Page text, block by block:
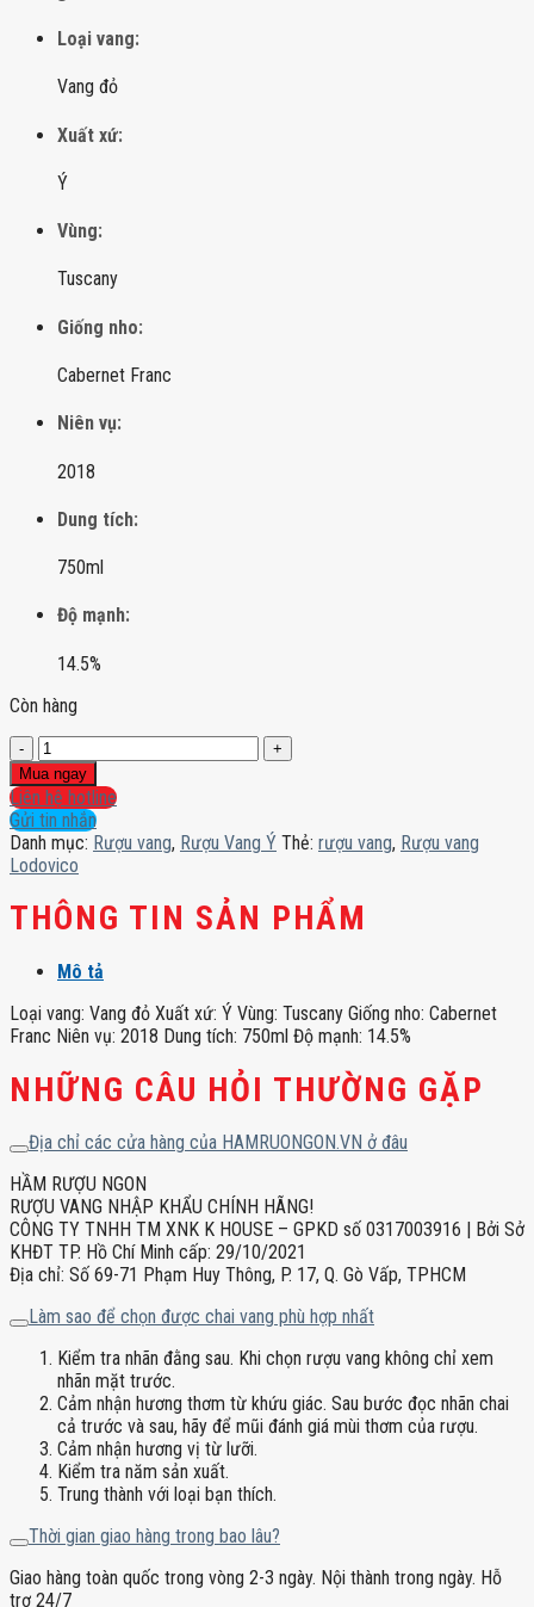
Loại vang:
Vang đỏ
Xuất xứ:
Ý
Vùng:
Tuscany
Giống nho:
Cabernet Franc
Niên vụ:
2018
Dung tích:
750ml
Độ mạnh:
14.5%
Còn hàng
Rượu
vang
Lodovico
số
lượng
Mua ngay
Liên hệ hotline
Gửi tin nhắn
Danh mục: Rượu vang, Rượu Vang Ý Thẻ: rượu vang, Rượu vang
Lodovico
THÔNG TIN SẢN PHẨM
Mô tả
Loại vang: Vang đỏ Xuất xứ: Ý Vùng: Tuscany Giống nho: Cabernet
Franc Niên vụ: 2018 Dung tích: 750ml Độ mạnh: 14.5%
NHỮNG CÂU HỎI THƯỜNG GẶP
Địa chỉ các cửa hàng của HAMRUONGON.VN ở đâu
HẦM RƯỢU NGON
RƯỢU VANG NHẬP KHẨU CHÍNH HÃNG!
CÔNG TY TNHH TM XNK K HOUSE – GPKD số 0317003916 | Bởi Sở
KHĐT TP. Hồ Chí Minh cấp: 29/10/2021
Địa chỉ: Số 69-71 Phạm Huy Thông, P. 17, Q. Gò Vấp, TPHCM
Làm sao để chọn được chai vang phù hợp nhất
Kiểm tra nhãn đằng sau. Khi chọn rượu vang không chỉ xem
nhãn mặt trước.
Cảm nhận hương thơm từ khứu giác. Sau bước đọc nhãn chai
cả trước và sau, hãy để mũi đánh giá mùi thơm của rượu.
Cảm nhận hương vị từ lưỡi.
Kiểm tra năm sản xuất.
Trung thành với loại bạn thích.
Thời gian giao hàng trong bao lâu?
Giao hàng toàn quốc trong vòng 2-3 ngày. Nội thành trong ngày. Hỗ
trợ 24/7